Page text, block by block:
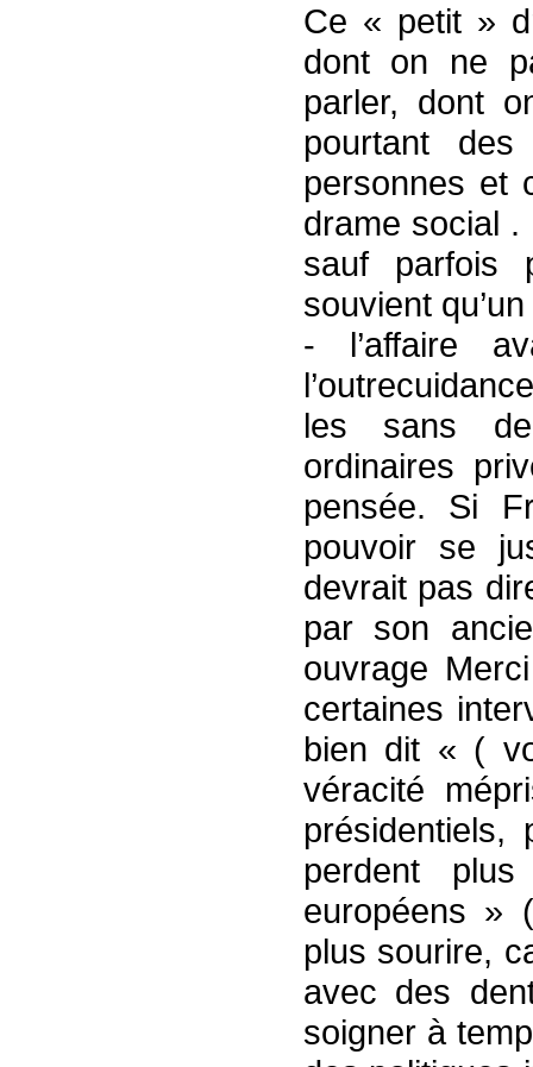
Ce « petit »
dont on ne
parler, dont
pourtant
personnes et
drame social .
sauf parfois
souvient
- l’affaire
les sans
ordinaires
pensée. Si
pouvoir se
devrait pas
par son
ouvrage
certaines
bien dit « (
véracité
perdent
européens »
plus sourire,
avec des
soigner à